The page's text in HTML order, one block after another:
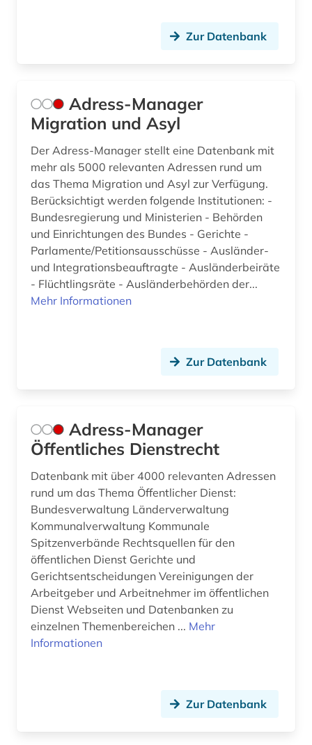
business (1)
bücher (1)
bürgerkrieg (1)
bürgerkrieg libanon (1)
bürgerrechtsbewegung (9)
bürgerschaft (1)
carl de (1)
chemie (20)
china (17)
chinesen (1)
christliche ethik (1)
chronik (1)
comic (2)
commonwealth (10)
costa rica (2)
Zur Datenbank
Adress-Manager
Migration und Asyl
Der Adress-Manager stellt eine Datenbank mit
mehr als 5000 relevanten Adressen rund um
das Thema Migration und Asyl zur Verfügung.
Berücksichtigt werden folgende Institutionen: -
Bundesregierung und Ministerien - Behörden
und Einrichtungen des Bundes - Gerichte -
Parlamente/Petitionsausschüsse - Ausländer-
und Integrationsbeauftragte - Ausländerbeiräte
- Flüchtlingsräte - Ausländerbehörden der...
Mehr Informationen
Zur Datenbank
Adress-Manager
Öffentliches Dienstrecht
Datenbank mit über 4000 relevanten Adressen
rund um das Thema Öffentlicher Dienst:
Bundesverwaltung Länderverwaltung
Kommunalverwaltung Kommunale
Spitzenverbände Rechtsquellen für den
öffentlichen Dienst Gerichte und
Gerichtsentscheidungen Vereinigungen der
Arbeitgeber und Arbeitnehmer im öffentlichen
Dienst Webseiten und Datenbanken zu
einzelnen Themenbereichen ... Mehr
Informationen
Zur Datenbank